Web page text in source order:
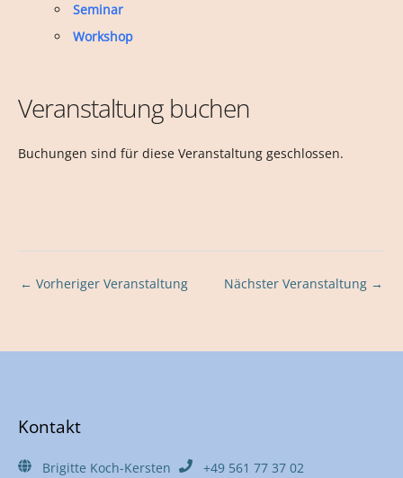
Seminar
Workshop
Veranstaltung buchen
Buchungen sind für diese Veranstaltung geschlossen.
← Vorheriger Veranstaltung Nächster Veranstaltung →
Kontakt
Brigitte Koch-Kersten
+49 561 77 37 02